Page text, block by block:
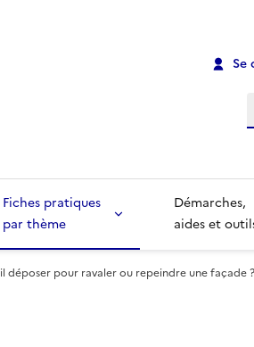
Se
Fiches pratiques
par thème
Démarches,
aides et
déposer pour ravaler ou repeindre une façade ?